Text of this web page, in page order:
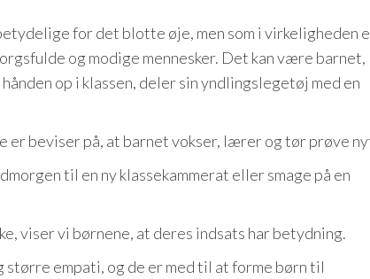
for det blotte øje, men som i virkeligheden
og modige mennesker. Det kan være barnet,
op i klassen, deler sin yndlingslegetøj med en
er beviser på, at barnet vokser, lærer og tør prøve
til en ny klassekammerat eller smage på en
viser vi børnene, at deres indsats har betydning.
empati, og de er med til at forme børn til